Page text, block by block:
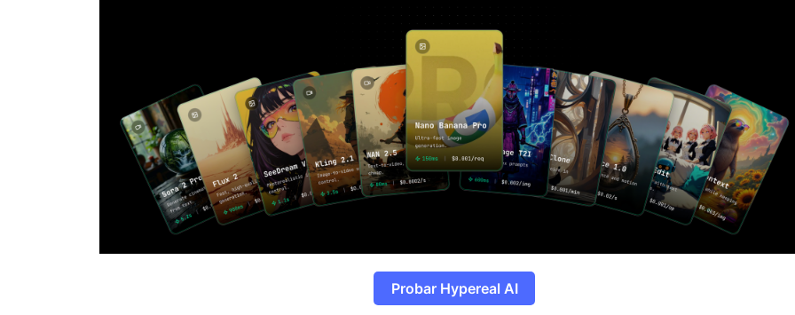
Probar Hypereal AI